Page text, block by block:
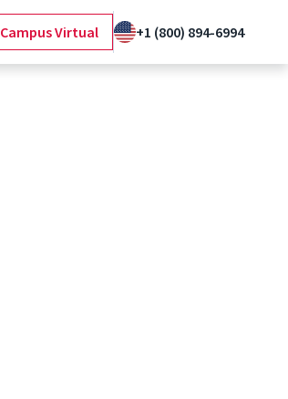
Campus Virtual +1 (800) 894-6994